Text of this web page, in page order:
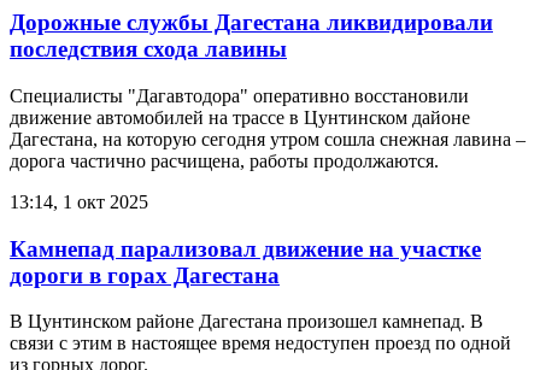
Дорожные службы Дагестана ликвидировали
последствия схода лавины
Специалисты "Дагавтодора" оперативно восстановили
движение автомобилей на трассе в Цунтинском дайоне
Дагестана, на которую сегодня утром сошла снежная лавина –
дорога частично расчищена, работы продолжаются.
13:14, 1 окт 2025
Камнепад парализовал движение на участке
дороги в горах Дагестана
В Цунтинском районе Дагестана произошел камнепад. В
связи с этим в настоящее время недоступен проезд по одной
из горных дорог.